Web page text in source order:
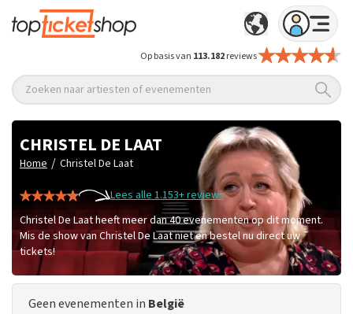
Op basis van 113.182reviews
Zoeken naar artiesten of evenementen
CHRISTEL DE LAAT
Home / Christel De Laat
Lees alle 1.153+ reviews
Christel De Laat heeft meer dan 40 evenementen op dit moment.
Mis de show van Christel De Laat niet en bestel nu direct uw
tickets!
Geen evenementen in België